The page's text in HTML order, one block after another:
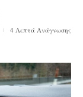
4 Λεπτά Ανάγνωσης